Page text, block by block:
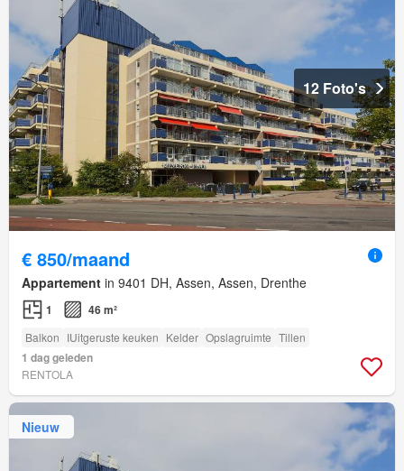
12 Foto's
€ 850/maand
Appartement in 9401 DH, Assen, Assen, Drenthe
1 46 m²
Balkon IUitgeruste keuken Kelder Opslagruimte Tillen
1 dag geleden
RENTOLA
Nieuw